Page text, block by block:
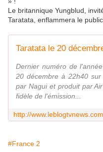
Le britannique Yungblud,
Taratata, enflammera le
Dernier numéro de
20 décembre à 22h40
par Nagui et produit par
fidèle de l'émission...
#France 2